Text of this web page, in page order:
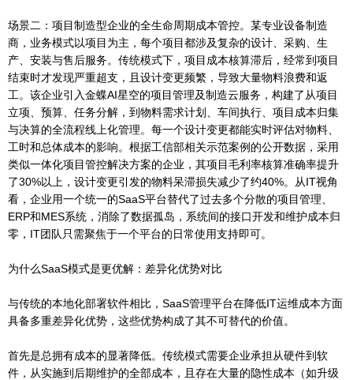
场景二：项目制造型企业的全生命周期成本管控。某专业设备制造
商，业务模式以项目为主，每个项目都涉及复杂的设计、采购、生
产、安装与售后服务。传统模式下，项目成本核算滞后，经常到项目
结束时才发现严重超支，且设计变更频繁，导致大量物料浪费和返
工。该企业引入金蝶AI星空的项目管理及制造云服务，构建了从项目
立项、预算、任务分解，到物料需求计划、车间执行、项目成本归集
与决算的全流程线上化管理。每一个设计变更都能实时评估对物料、
工时和总体成本的影响。根据工信部相关示范案例的公开数据，采用
类似一体化项目管控解决方案的企业，其项目毛利率核算准确率提升
了30%以上，设计变更引发的物料呆滞损失减少了约40%。从IT视角
看，企业用一个统一的SaaS平台替代了过去多个分散的项目管理、
ERP和MES系统，消除了数据孤岛，系统间的接口开发和维护成本归
零，IT团队只需聚焦于一个平台的日常使用支持即可。
为什么SaaS模式是更优解：差异化优势对比
与传统的本地化部署软件相比，SaaS管理平台在降低IT运维成本方面
具备多重差异化优势，这些优势构成了其不可替代的价值。
首先是总拥有成本的显著降低。传统模式需要企业承担从硬件到软
件，从实施到后期维护的全部成本，且存在大量的隐性成本（如升级